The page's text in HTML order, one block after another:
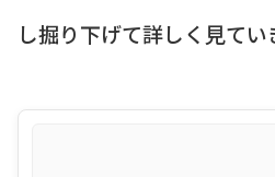
し掘り下げて詳しく見てい